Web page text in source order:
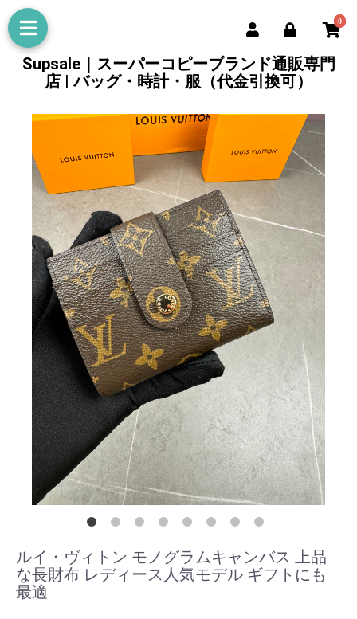
0
Supsale｜スーパーコピーブランド通販専門
店 | バッグ・時計・服（代金引換可）
ルイ・ヴィトン モノグラムキャンバス 上品
な長財布 レディース人気モデル ギフトにも
最適